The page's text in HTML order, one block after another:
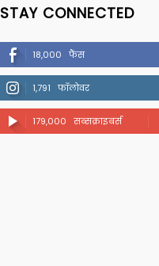
STAY CONNECTED
18,000 फैंस
1,791 फॉलोवर
179,000 सब्सक्राइबर्स